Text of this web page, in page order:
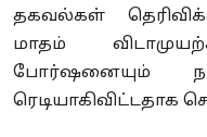
தகவல்கள்
மாதம்
போர்ஷனையும்
ரெடியாகிவிட்டதாக